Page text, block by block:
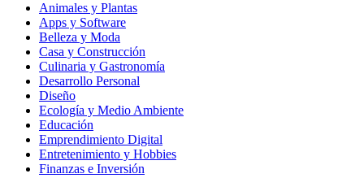
Animales y Plantas
Apps y Software
Belleza y Moda
Casa y Construcción
Culinaria y Gastronomía
Desarrollo Personal
Diseño
Ecología y Medio Ambiente
Educación
Emprendimiento Digital
Entretenimiento y Hobbies
Finanzas e Inversión